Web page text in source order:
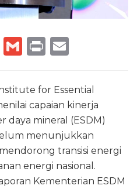
T
G
ai
l
P
n
t
ai
l
for Essential
capaian kinerja
daya mineral (ESDM)
menunjukkan
transisi energi
energi nasional.
Kementerian ESDM